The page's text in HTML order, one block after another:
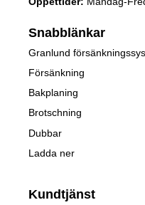
Snabblänkar
Granlund
Försänkning
Bakplaning
Brotschning
Dubbar
Ladda ner
Kundtjänst